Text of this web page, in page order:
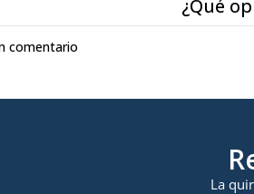
¿Qué
comentario
La